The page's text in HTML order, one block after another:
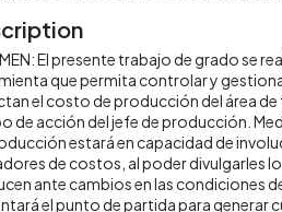
El presente trabajo de grado se
que permita controlar y
el costo de producción del área
de acción del jefe de producción.
estará en capacidad de
de costos, al poder divulgarles
ante cambios en las condiciones
el punto de partida para generar